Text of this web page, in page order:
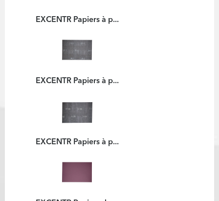
EXCENTR Papiers à p...
EXCENTR Papiers à p...
EXCENTR Papiers à p...